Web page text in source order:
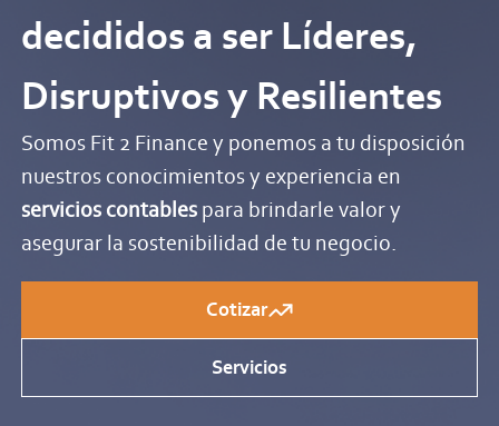
decididos a ser Líderes,
Disruptivos y Resilientes
Somos Fit 2 Finance y ponemos a tu disposición
nuestros conocimientos y experiencia en
servicios contablespara brindarle valor y
asegurar la sostenibilidad de tu negocio.
Cotizar
Servicios